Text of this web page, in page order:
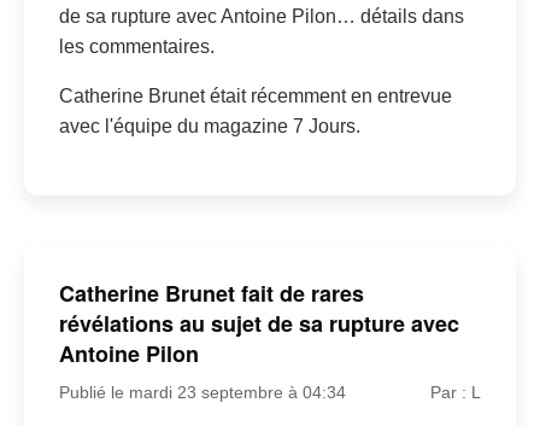
de sa rupture avec Antoine Pilon… détails dans
les commentaires.
Catherine Brunet était récemment en entrevue
avec l'équipe du magazine 7 Jours.
Catherine Brunet fait de rares
révélations au sujet de sa rupture avec
Antoine Pilon
Publié le mardi 23 septembre à 04:34 Par : L